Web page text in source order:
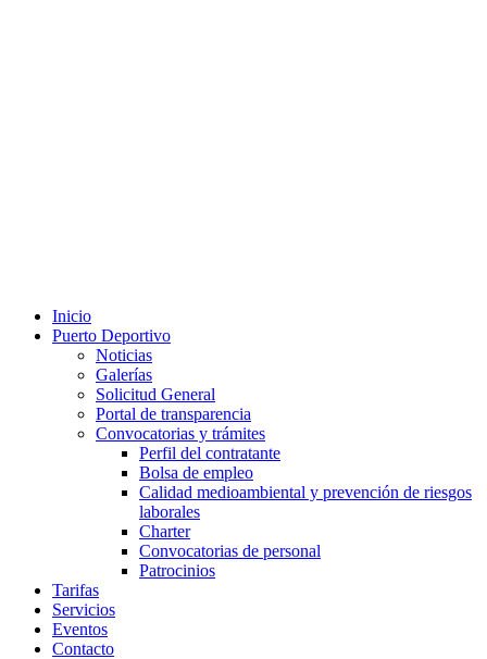
Inicio
Puerto Deportivo
Noticias
Galerías
Solicitud General
Portal de transparencia
Convocatorias y trámites
Perfil del contratante
Bolsa de empleo
Calidad medioambiental y prevención de riesgos
laborales
Charter
Convocatorias de personal
Patrocinios
Tarifas
Servicios
Eventos
Contacto